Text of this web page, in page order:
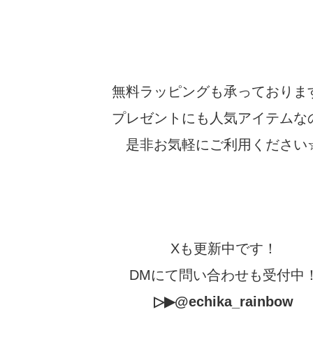
無料ラッピングも承っておりま
プレゼントにも人気アイテムな
是非お気軽にご利用くださ
Xも更新中です！
DMにて問い合わせも受付中
▷▶@echika_rainbow